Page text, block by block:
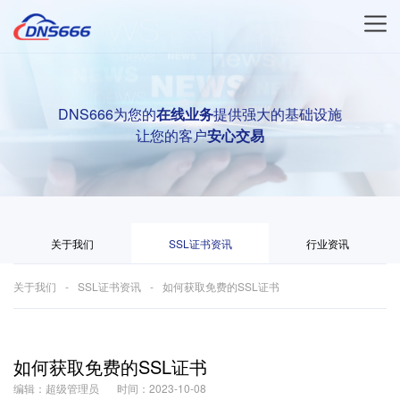
DNS666为您的在线业务提供强大的基础设施
让您的客户安心交易
关于我们 SSL证书资讯 行业资讯
关于我们 SSL证书资讯 如何获取免费的SSL证书
如何获取免费的SSL证书
编辑：超级管理员 时间：2023-10-08